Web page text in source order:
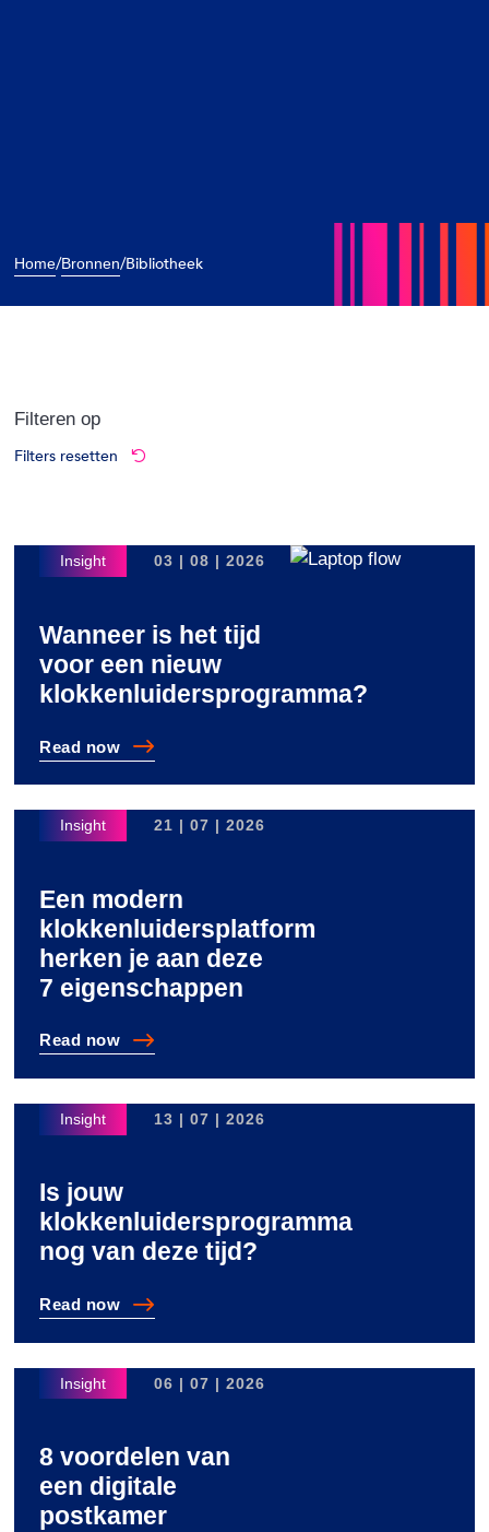
Home/Bronnen/Bibliotheek
Filteren op
Filters resetten
03 | 08 | 2026
Wanneer is het tijd
voor een nieuw
klokkenluidersprogramma?
Read now
21 | 07 | 2026
Een modern
klokkenluidersplatform
herken je aan deze
7 eigenschappen
Read now
13 | 07 | 2026
Is jouw
klokkenluidersprogramma
nog van deze tijd?
Read now
06 | 07 | 2026
8 voordelen van
een digitale
postkamer